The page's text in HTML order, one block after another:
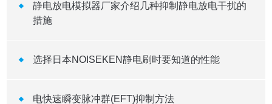
静电放电模拟器厂家介绍几种抑制静电放电干扰的
措施
选择日本NOISEKEN静电刷时要知道的性能
电快速瞬变脉冲群(EFT)抑制方法